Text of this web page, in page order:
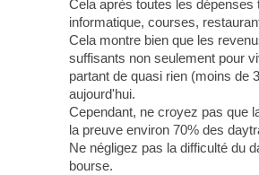
Cela après toutes les
informatique, courses,
Cela montre bien que les
suffisants non seulement pour
partant de quasi rien (moins de
aujourd'hui.
Cependant, ne croyez pas que
la preuve environ 70% des
Ne négligez pas la difficulté du
bourse.